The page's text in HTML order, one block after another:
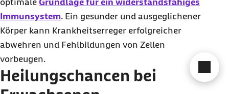
optimale Grundlage für ein widerstandsfähiges
Immunsystem. Ein gesunder und ausgeglichener
Körper kann Krankheitserreger erfolgreicher
abwehren und Fehlbildungen von Zellen
vorbeugen.
Heilungschancen bei